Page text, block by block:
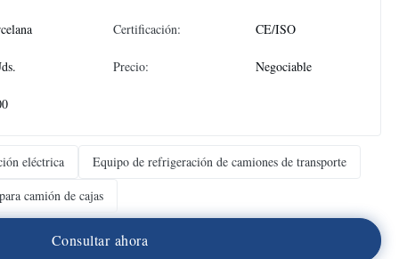
Certificación: CE/ISO
Precio: Negociable
eléctrica
Equipo de refrigeración de camiones de transporte
camión de cajas
Consultar ahora